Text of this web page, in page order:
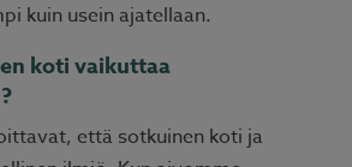
kuin usein ajatellaan.
koti vaikuttaa
että sotkuinen koti ja